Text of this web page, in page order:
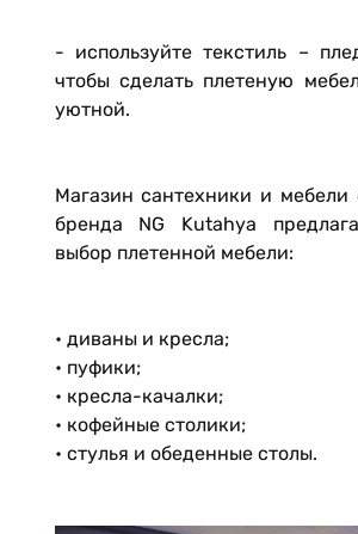
- используйте текстиль –
чтобы сделать плетеную
уютной.
Магазин сантехники и мебели
бренда NG Kutahya
выбор плетенной мебели:
• диваны и кресла;
• пуфики;
• кресла-качалки;
• кофейные столики;
• стулья и обеденные столы.